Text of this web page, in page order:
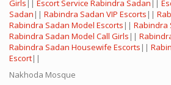
Girls || Escort Service Rabindra Sadan ||
Sadan || Rabindra Sadan VIP Escorts ||
Rabindra Sadan Model Escorts || Rabindra
Rabindra Sadan Model Call Girls ||
Rabindra Sadan Housewife Escorts ||
Escort||
Nakhoda Mosque